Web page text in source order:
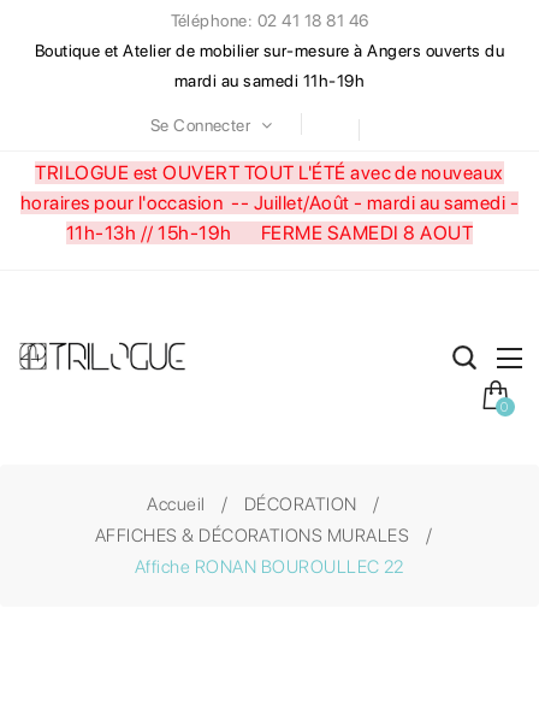
Téléphone: 02 41 18 81 46
Boutique et Atelier de mobilier sur-mesure à Angers ouverts du
mardi au samedi 11h-19h
Se Connecter
TRILOGUE est OUVERT TOUT L'ÉTÉ avec de nouveaux
horaires pour l'occasion -- Juillet/Août - mardi au samedi -
11h-13h // 15h-19h FERME SAMEDI 8 AOUT
0
Accueil
DÉCORATION
AFFICHES & DÉCORATIONS MURALES
Affiche RONAN BOUROULLEC 22